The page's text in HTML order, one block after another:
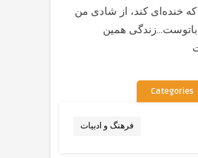
خنده‌ای کند، از شادی من
همین
Categories
فرهنگ و ادبیات